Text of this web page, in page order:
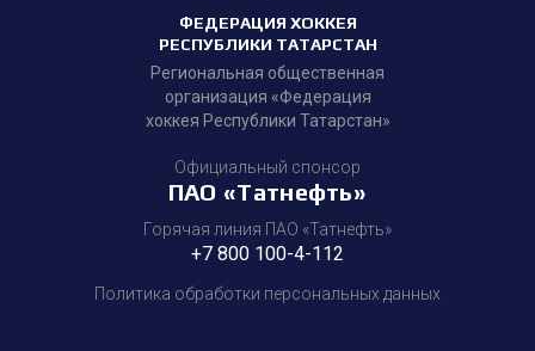
ФЕДЕРАЦИЯ ХОККЕЯ
РЕСПУБЛИКИ ТАТАРСТАН
Региональная общественная
организация «Федерация
хоккея Республики Татарстан»
Официальный спонсор
ПАО «Татнефть»
Горячая линия ПАО «Татнефть»
+7 800 100-4-112
Политика обработки персональных данных